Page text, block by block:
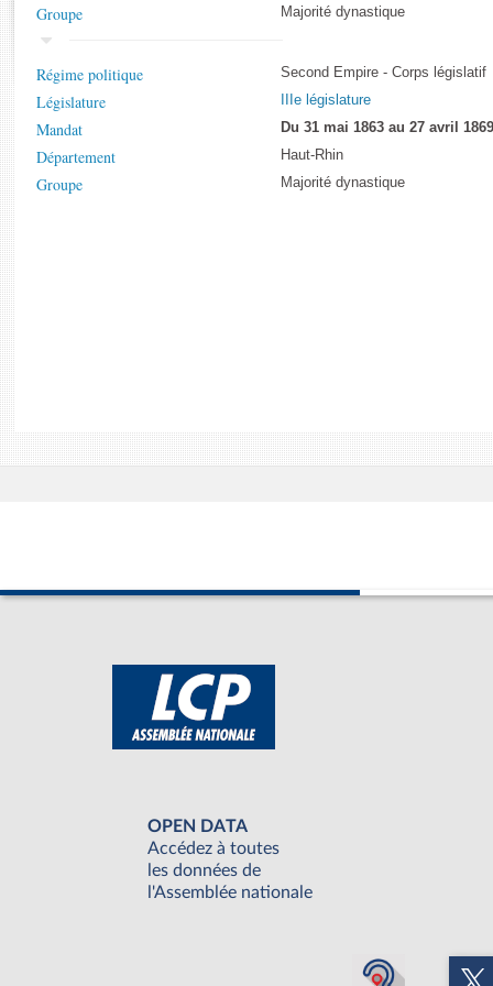
Baromètre de l’application des lois
Groupe Majorité dynastique
Régime politique Second Empire - Corps législatif
Législature IIIe législature
Mandat Du 31 mai 1863 au 27 avril 1869
Département Haut-Rhin
Groupe Majorité dynastique
OPEN DATA
Accédez à toutes
les données de
l'Assemblée nationale